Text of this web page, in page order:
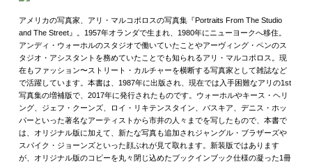
アメリカの写真家、アリ・マルコポロスの写真集『Portraits From The Studio
and The Street』。1957年オランダで生まれ、1980年にニューヨークへ移住。
アンディ・ウォーホルのスタジオで働いていたことやアーヴィング・ペンのス
タジオ・アシスタントを務めていたことでも知られるアリ・マルコポロス。現
在もファッション〜ストリート・カルチャーを横断する写真家として雑誌など
で活躍しています。本書は、1987年に出版され、現在では入手困難なアリの1st
写真集の増補版で、2017年に発行されたものです。ウォーホルやキース・ヘリ
ング、ジェフ・クーンズ、ロイ・リキテンスタイン、バスキア、デニス・ホッ
パーといった著名なアーティストから市井の人々までを写したもので、本書で
は、オリジナル版に加えて、新たな写真も追加されジャングル・ブラザーズや
スパイク・ジョーンズといった顔ぶれが見て取れます。新装版ではあります
が、オリジナル版のコピーを丸々閉じ込めたブックインブック仕様の凝った1冊